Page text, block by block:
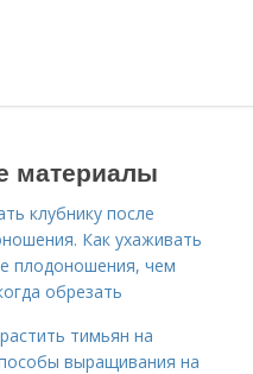
материалы
клубнику после
Как ухаживать
плодоношения, чем
обрезать
тимьян на
выращивания на